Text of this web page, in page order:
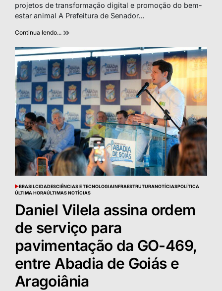
projetos de transformação digital e promoção do bem-
estar animal A Prefeitura de Senador…
Continua lendo...
POSTED
BRASILCIDADESCIÊNCIAS E TECNOLOGIAINFRAESTRUTURANOTÍCIASPOLÍTICA
ÚLTIMA HORAÚLTIMAS NOTÍCIAS
Daniel Vilela assina ordem
de serviço para
pavimentação da GO-469,
entre Abadia de Goiás e
Aragoiânia